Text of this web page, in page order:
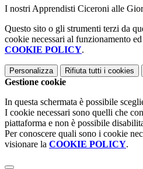
I nostri Apprendisti Ciceroni alle
Questo sito o gli strumenti terzi da
cookie necessari al funzionamento
COOKIE POLICY.
Personalizza Rifiuta tutti i cookies
Gestione cookie
In questa schermata è possibile
I cookie necessari sono quelli che
piattaforma e non è possibile
Per conoscere quali sono i cookie
visionare la COOKIE POLICY.